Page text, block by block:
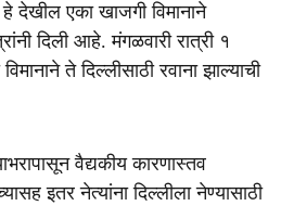
देखील एका खाजगी विमानाने
दिली आहे. मंगळवारी रात्री १
ते दिल्लीसाठी रवाना झाल्याची
वैद्यकीय कारणास्तव
इतर नेत्यांना दिल्लीला नेण्यासाठी